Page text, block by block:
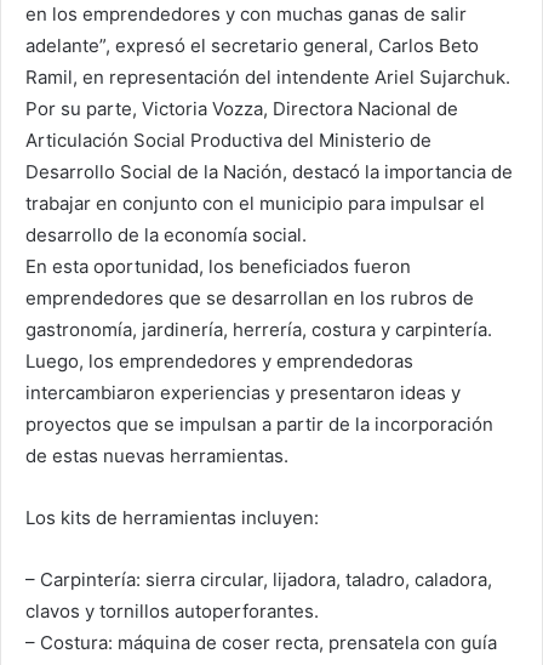
en los emprendedores y con muchas ganas de salir
adelante”, expresó el secretario general, Carlos Beto
Ramil, en representación del intendente Ariel Sujarchuk.
Por su parte, Victoria Vozza, Directora Nacional de
Articulación Social Productiva del Ministerio de
Desarrollo Social de la Nación, destacó la importancia de
trabajar en conjunto con el municipio para impulsar el
desarrollo de la economía social.
En esta oportunidad, los beneficiados fueron
emprendedores que se desarrollan en los rubros de
gastronomía, jardinería, herrería, costura y carpintería.
Luego, los emprendedores y emprendedoras
intercambiaron experiencias y presentaron ideas y
proyectos que se impulsan a partir de la incorporación
de estas nuevas herramientas.
Los kits de herramientas incluyen:
– Carpintería: sierra circular, lijadora, taladro, caladora,
clavos y tornillos autoperforantes.
– Costura: máquina de coser recta, prensatela con guía